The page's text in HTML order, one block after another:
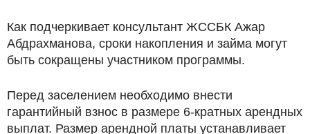
Как подчеркивает консультант ЖССБК Ажар
Абдрахманова, сроки накопления и займа могут
быть сокращены участником программы.
Перед заселением необходимо внести
гарантийный взнос в размере 6-кратных арендных
выплат. Размер арендной платы устанавливает